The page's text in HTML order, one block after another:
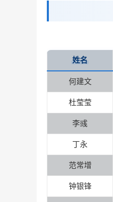
姓名
何建文
杜莹莹
李彧
丁永
范常增
钟银锋